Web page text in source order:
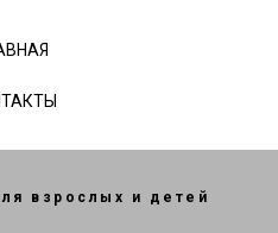
взрослых и детей